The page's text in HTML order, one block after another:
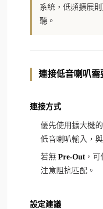
系統，低頻擴展
聽。
連接低音喇叭需
連接方式
優先使用擴大機的
低音喇叭輸入，
若無 Pre-Out ，
注意阻抗匹配。
設定建議